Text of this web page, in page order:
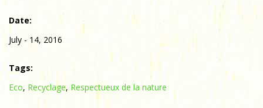
Date:
July - 14, 2016
Tags:
Eco, Recyclage, Respectueux de la nature